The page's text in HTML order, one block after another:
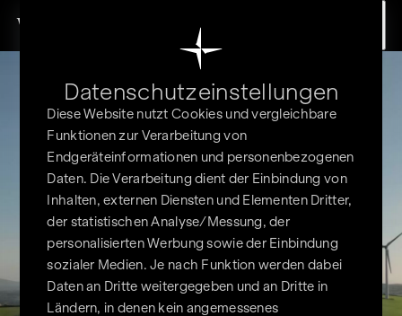
Zum Inhalt springen
Datenschutz­einstellungen
Diese Website nutzt Cookies und vergleichbare
Funktionen zur Verarbeitung von
Endgeräteinformationen und personenbezogenen
Daten. Die Verarbeitung dient der Einbindung von
Inhalten, externen Diensten und Elementen Dritter,
der statistischen Analyse/Messung, der
personalisierten Werbung sowie der Einbindung
sozialer Medien. Je nach Funktion werden dabei
Daten an Dritte weitergegeben und an Dritte in
Ländern, in denen kein angemessenes